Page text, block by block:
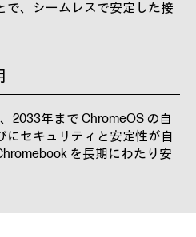
で、シームレスで安定した接
2033年まで ChromeOS の自
にセキュリティと安定性が自
を長期にわたり安